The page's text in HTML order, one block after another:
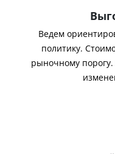
Ведем
политику.
рыночному